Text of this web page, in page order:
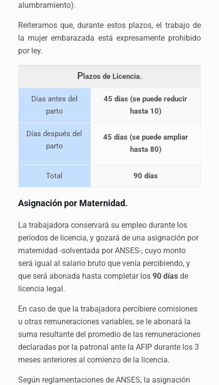
alumbramiento).
Reiteramos que, durante estos plazos, el trabajo de
la mujer embarazada está expresamente prohibido
por ley.
Plazos de Licencia.
Días antes del
parto
45 días (se puede reducir
hasta 10)
Días después del
parto
45 días (se puede ampliar
hasta 80)
Total 90 días
Asignación por Maternidad.
La trabajadora conservará su empleo durante los
períodos de licencia, y gozará de una asignación por
maternidad -solventada por ANSES-, cuyo monto
será igual al salario bruto que venía percibiendo, y
que será abonada hasta completar los 90 díasde
licencia legal.
En caso de que la trabajadora percibiere comisiones
u otras remuneraciones variables, se le abonará la
suma resultante del promedio de las remuneraciones
declaradas por la patronal ante la AFIP durante los 3
meses anteriores al comienzo de la licencia.
Según reglamentaciones de ANSES, la asignación